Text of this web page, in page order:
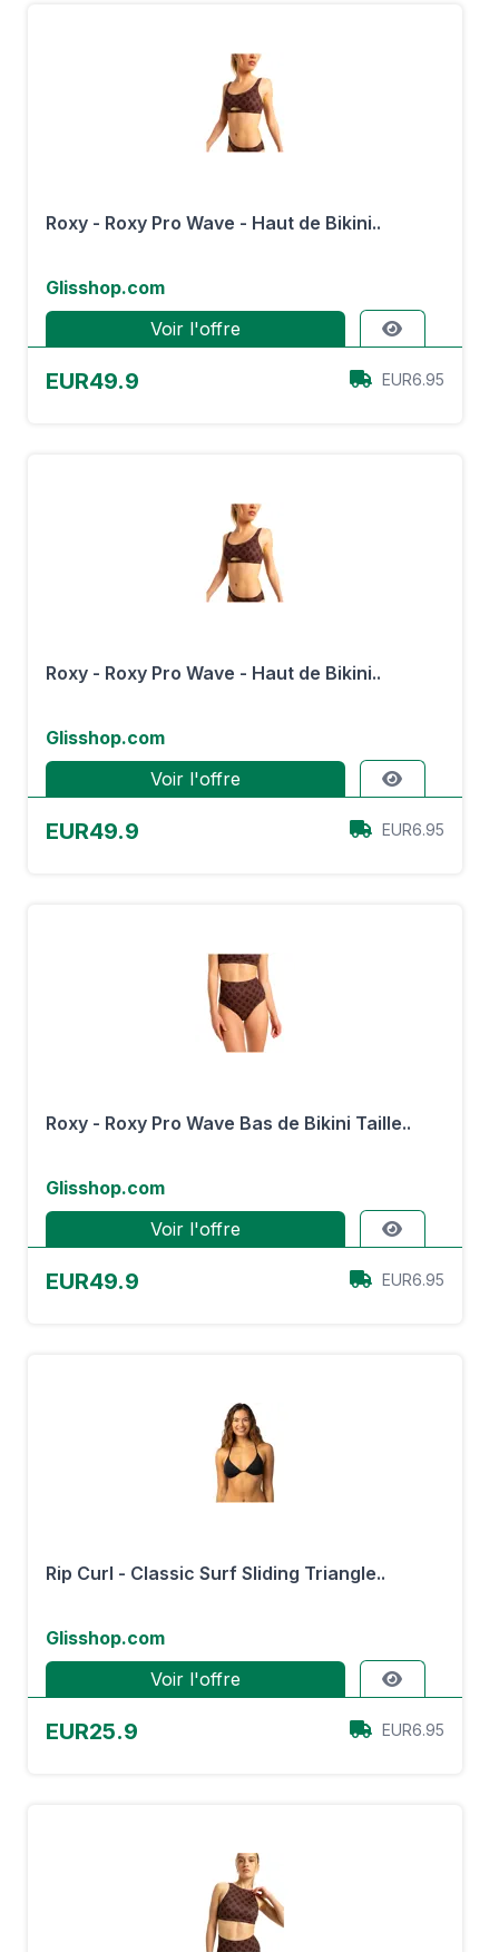
Roxy - Roxy Pro Wave - Haut de Bikini..
Glisshop.com
Voir l'offre
EUR49.9 EUR6.95
Roxy - Roxy Pro Wave - Haut de Bikini..
Glisshop.com
Voir l'offre
EUR49.9 EUR6.95
Roxy - Roxy Pro Wave Bas de Bikini Taille..
Glisshop.com
Voir l'offre
EUR49.9 EUR6.95
Rip Curl - Classic Surf Sliding Triangle..
Glisshop.com
Voir l'offre
EUR25.9 EUR6.95